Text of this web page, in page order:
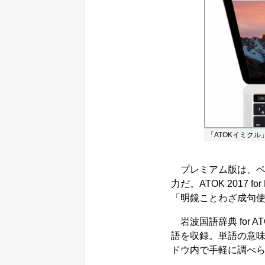
「ATOKイミク
プレミアム版は、
力だ。ATOK 2017
「明鏡ことわざ成句
岩波国語辞典 for
語を収録。単語の意
ドウ内で手軽に調べ